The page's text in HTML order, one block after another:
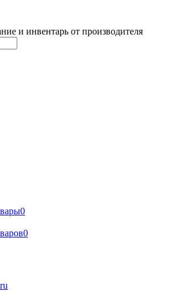
и инвентарь от производителя
0
0